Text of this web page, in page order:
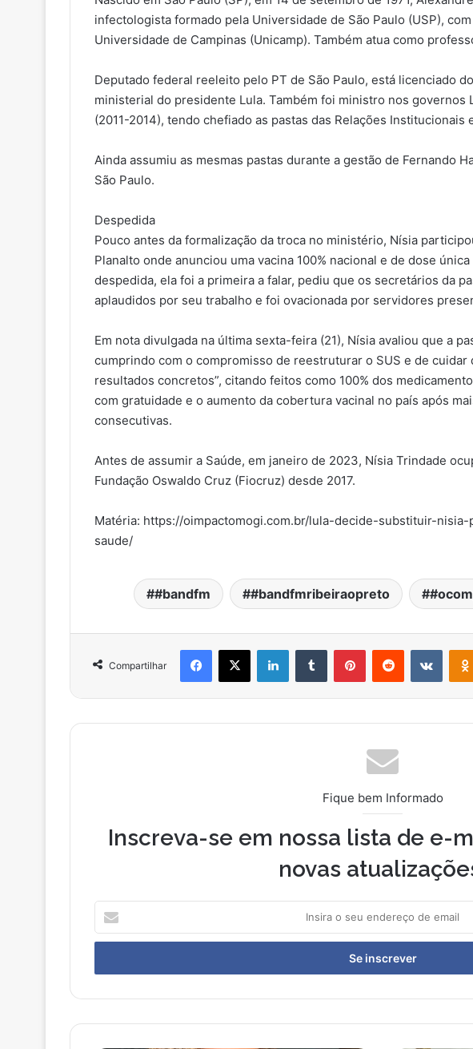
infectologista formado pela Universidade de São Paulo (USP),
Universidade de Campinas (Unicamp). Também atua como
Deputado federal reeleito pelo PT de São Paulo, está licenciado
ministerial do presidente Lula. Também foi ministro nos governos
(2011-2014), tendo chefiado as pastas das Relações Institucionais
Ainda assumiu as mesmas pastas durante a gestão de Fernando
São Paulo.
Despedida
Pouco antes da formalização da troca no ministério, Nísia
Planalto onde anunciou uma vacina 100% nacional e de dose
despedida, ela foi a primeira a falar, pediu que os secretários da
aplaudidos por seu trabalho e foi ovacionada por servidores
Em nota divulgada na última sexta-feira (21), Nísia avaliou que a
cumprindo com o compromisso de reestruturar o SUS e de cuidar
resultados concretos”, citando feitos como 100% dos
com gratuidade e o aumento da cobertura vacinal no país após
consecutivas.
Antes de assumir a Saúde, em janeiro de 2023, Nísia Trindade
Fundação Oswaldo Cruz (Fiocruz) desde 2017.
Matéria: https://oimpactomogi.com.br/lula-decide-substituir-
saude/
#bandfm #bandfmribeiraopreto
Compartilhar
Fique bem Informado
Inscreva-se em nossa lista de e-
novas
s
r
s